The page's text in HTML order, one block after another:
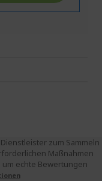
zum Sammeln
Maßnahmen
echte Bewertungen